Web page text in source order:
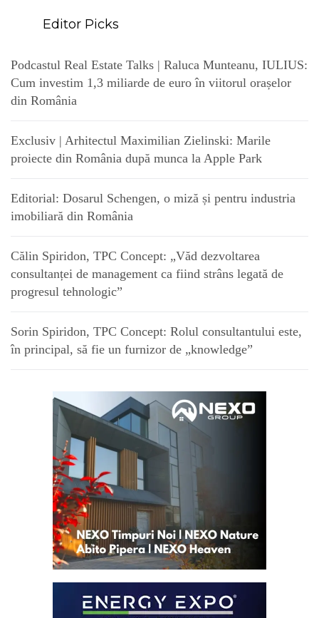
Editor Picks
Podcastul Real Estate Talks | Raluca Munteanu, IULIUS:
Cum investim 1,3 miliarde de euro în viitorul orașelor
din România
Exclusiv | Arhitectul Maximilian Zielinski: Marile
proiecte din România după munca la Apple Park
Editorial: Dosarul Schengen, o miză și pentru industria
imobiliară din România
Călin Spiridon, TPC Concept: „Văd dezvoltarea
consultanței de management ca fiind strâns legată de
progresul tehnologic”
Sorin Spiridon, TPC Concept: Rolul consultantului este,
în principal, să fie un furnizor de „knowledge”